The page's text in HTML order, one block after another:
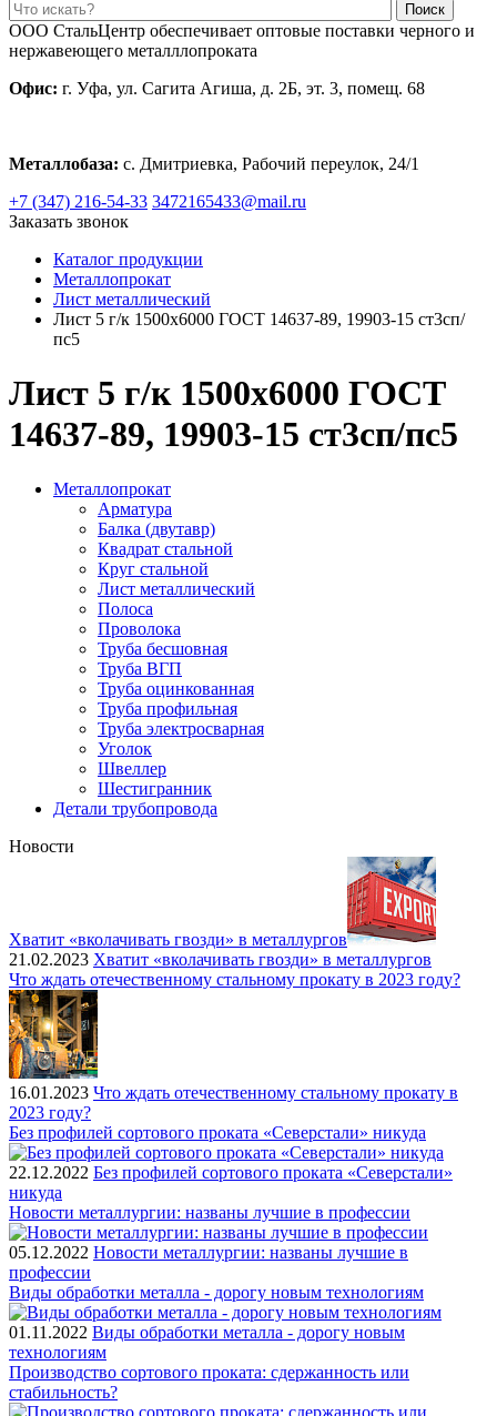
Поиск
ООО СтальЦентр обеспечивает оптовые поставки черного и
нержавеющего металллопроката
Офис: г. Уфа, ул. Сагита Агиша, д. 2Б, эт. 3, помещ. 68
Металлобаза: с. Дмитриевка, Рабочий переулок, 24/1
+7 (347) 216-54-33 3472165433@mail.ru
Заказать звонок
Каталог продукции
Металлопрокат
Лист металлический
Лист 5 г/к 1500х6000 ГОСТ 14637-89, 19903-15 ст3сп/
пс5
Лист 5 г/к 1500х6000 ГОСТ
14637-89, 19903-15 ст3сп/пс5
Металлопрокат
Арматура
Балка (двутавр)
Квадрат стальной
Круг стальной
Лист металлический
Полоса
Проволока
Труба бесшовная
Труба ВГП
Труба оцинкованная
Труба профильная
Труба электросварная
Уголок
Швеллер
Шестигранник
Детали трубопровода
Новости
Хватит «вколачивать гвозди» в металлургов
21.02.2023 Хватит «вколачивать гвозди» в металлургов
Что ждать отечественному стальному прокату в 2023 году?
16.01.2023 Что ждать отечественному стальному прокату в
2023 году?
Без профилей сортового проката «Северстали» никуда
22.12.2022 Без профилей сортового проката «Северстали»
никуда
Новости металлургии: названы лучшие в профессии
05.12.2022 Новости металлургии: названы лучшие в
профессии
Виды обработки металла - дорогу новым технологиям
01.11.2022 Виды обработки металла - дорогу новым
технологиям
Производство сортового проката: сдержанность или
стабильность?